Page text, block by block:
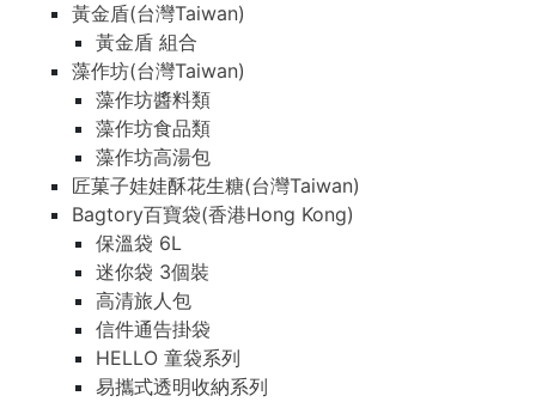
黃金盾(台灣Taiwan)
黃金盾 組合
藻作坊(台灣Taiwan)
藻作坊醬料類
藻作坊食品類
藻作坊高湯包
匠菓子娃娃酥花生糖(台灣Taiwan)
Bagtory百寶袋(香港Hong Kong)
保溫袋 6L
迷你袋 3個裝
高清旅人包
信件通告掛袋
HELLO 童袋系列
易攜式透明收納系列